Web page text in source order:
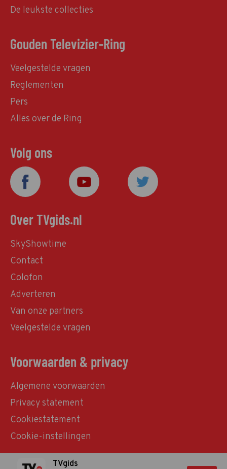
De leukste collecties
Gouden Televizier-Ring
Veelgestelde vragen
Reglementen
Pers
Alles over de Ring
Volg ons
Over TVgids.nl
SkyShowtime
Contact
Colofon
Adverteren
Van onze partners
Veelgestelde vragen
Voorwaarden & privacy
Algemene voorwaarden
Privacy statement
Cookiestatement
Cookie-instellingen
TVgids